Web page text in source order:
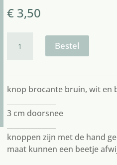
€3,50
brocante Bestel
knop brocante bruin, wit en
3 cm doorsnee
knoppen zijn met de hand
maat kunnen een beetje